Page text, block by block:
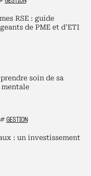
RSE : guide
de PME et d’ETI
soin de sa
# GESTION
: un investissement